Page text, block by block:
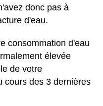
donc pas à
d'eau.
consommation d'eau
élevée
de votre
cours des 3 dernières